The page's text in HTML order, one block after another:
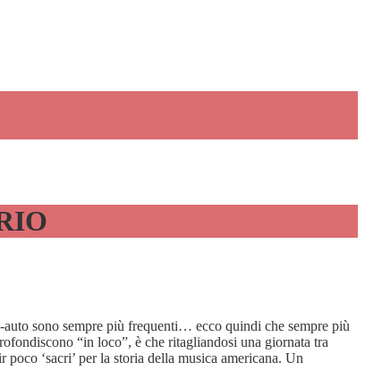
sono sempre più frequenti… ecco quindi che sempre più
“in loco”, è che ritagliandosi una giornata tra
‘sacri’ per la storia della musica americana. Un